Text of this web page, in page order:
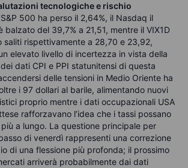
tecnologiche e rischio
500 ha perso il 2,64%, il Nasdaq il
balzato del 39,7% a 21,51, mentre il VIX1D
saliti rispettivamente a 28,70 e 23,92,
elevato livello di incertezza in vista della
dati CPI e PPI statunitensi di questa
delle tensioni in Medio Oriente ha
i 97 dollari al barile, alimentando nuovi
proprio mentre i dati occupazionali USA
rafforzavano l’idea che i tassi possano
a lungo. La questione principale per
di venerdì rappresenti una correzione
di una flessione più profonda; il prossimo
arriverà probabilmente dai dati